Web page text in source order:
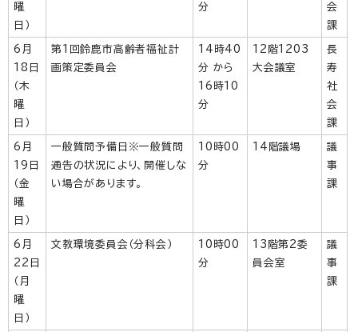
曜
日）
分
会
課
6月
18日
（木
曜
日）
第1回鈴鹿市高齢者福祉計
画策定委員会
14時40
分 から
16時10
分
12階1203
大会議室
長
寿
社
会
課
6月
19日
（金
曜
日）
一般質問予備日※一般質問
通告の状況により、開催しな
い場合があります。
10時00
分
14階議場
議
事
課
6月
22日
（月
曜
日）
文教環境委員会（分科会）
10時00
分
13階第2委
員会室
議
事
課